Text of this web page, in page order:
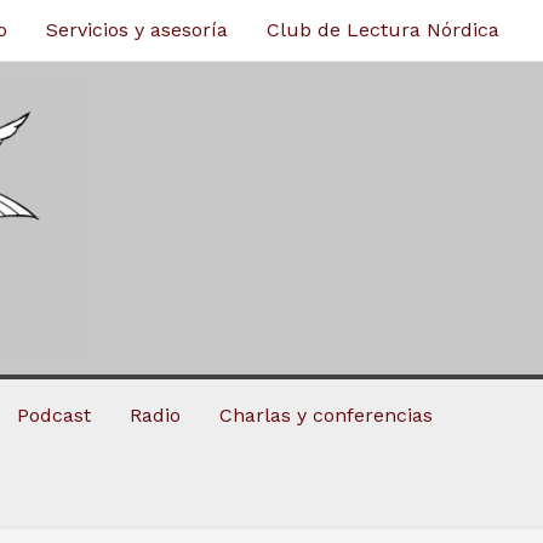
Servicios y asesoría Club de Lectura Nórdica
Podcast Radio Charlas y conferencias